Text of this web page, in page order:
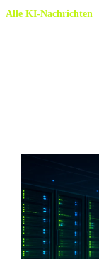
Alle KI-Nachrichten